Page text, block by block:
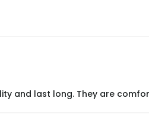
and last long. They are